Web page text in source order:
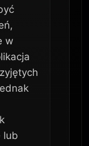
w
lub